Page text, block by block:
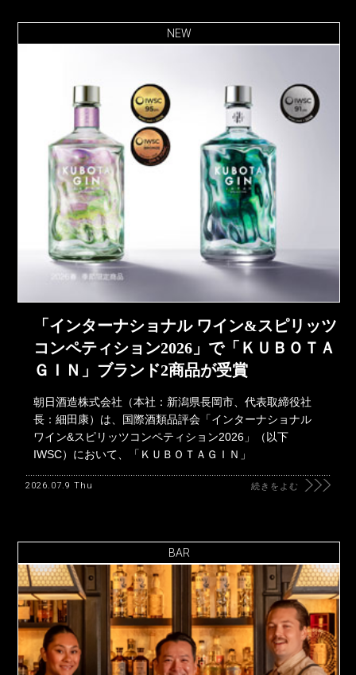
NEW
「インターナショナル ワイン&スピリッツ
コンペティション2026」で「ＫＵＢＯＴＡ
ＧＩＮ」ブランド2商品が受賞
朝日酒造株式会社（本社：新潟県長岡市、代表取締役社
長：細田康）は、国際酒類品評会「インターナショナル
ワイン&スピリッツコンペティション2026」（以下
IWSC）において、「ＫＵＢＯＴＡＧＩＮ」
2026.07.9 Thu 続きをよむ
BAR